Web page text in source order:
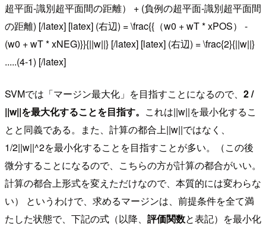
超平面-識別超平面間の距離） + (負例の超平面-識別超平面間
の距離) [/latex] [latex] (右辺) = \frac{{（w0 + wT * xPOS） -
(w0 + wT * xNEG)}}{||w||} [/latex] [latex] (右辺) = \frac{2}{||w||}
.....(4-1) [/latex]
SVMでは「マージン最大化」を目指すことになるので、 2 /
||w||を最大化することを目指す。 これは||w||を最小化するこ
とと同義である。また、計算の都合上||w||ではなく、
1/2||w||^2を最小化することを目指すことが多い。（この後
微分することになるので、こちらの方が計算の都合がいい。
計算の都合上形式を変えただけなので、本質的には変わらな
い） というわけで、求めるマージンは、前提条件を全て満
たした状態で、下記の式（以降、 評価関数と表記）を最小化